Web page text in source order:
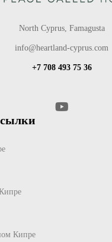
North Cyprus, Famagusta
info@heartland-cyprus.com
+7 708 493 75 36
Кипре